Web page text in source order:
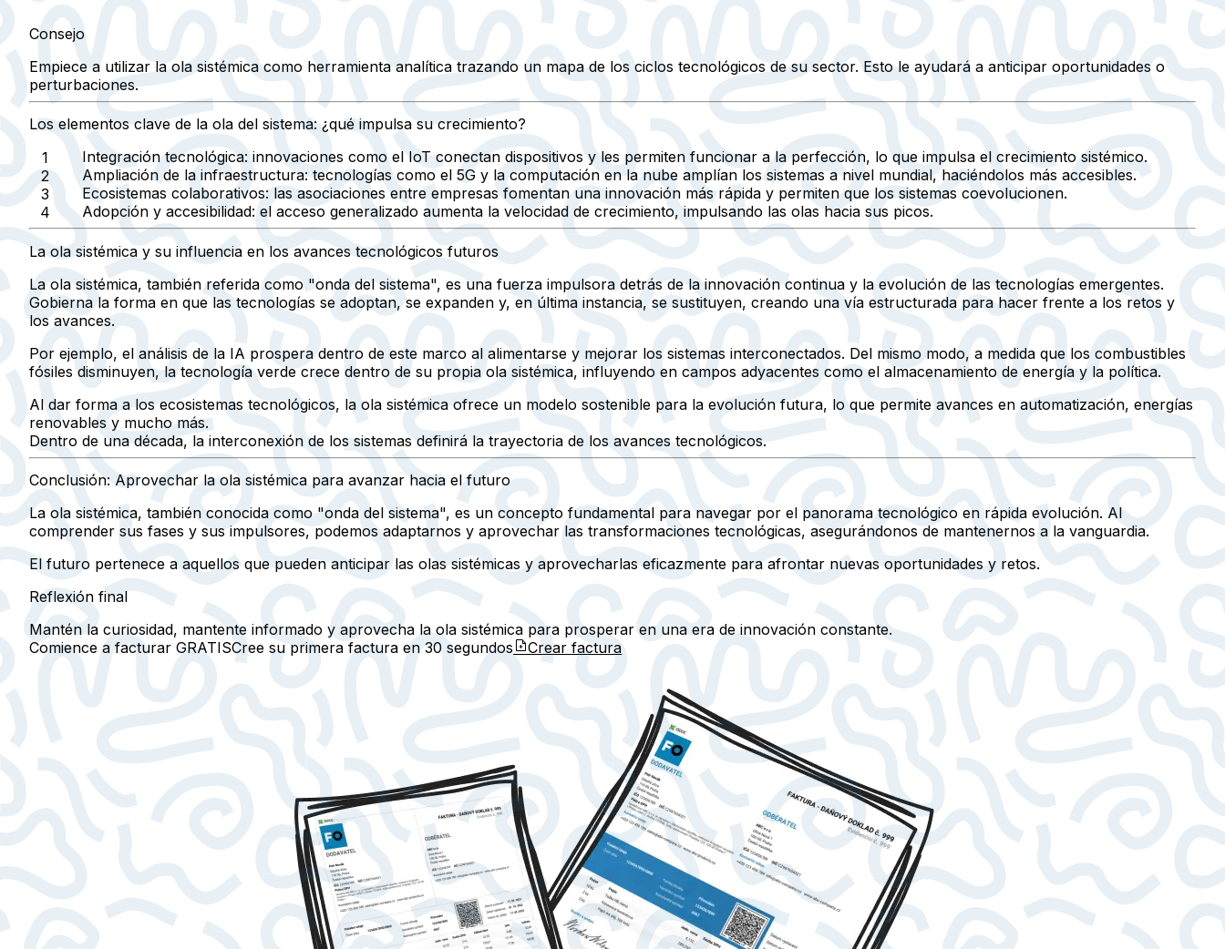
Consejo
Empiece a utilizar la ola sistémica como herramienta analítica trazando un mapa de los ciclos tecnológicos de su sector. Esto le ayudará a anticipar oportunidades o
perturbaciones.
Los elementos clave de la ola del sistema: ¿qué impulsa su crecimiento?
Integración tecnológica: innovaciones como el IoT conectan dispositivos y les permiten funcionar a la perfección, lo que impulsa el crecimiento sistémico.
Ampliación de la infraestructura: tecnologías como el 5G y la computación en la nube amplían los sistemas a nivel mundial, haciéndolos más accesibles.
Ecosistemas colaborativos: las asociaciones entre empresas fomentan una innovación más rápida y permiten que los sistemas coevolucionen.
Adopción y accesibilidad: el acceso generalizado aumenta la velocidad de crecimiento, impulsando las olas hacia sus picos.
La ola sistémica y su influencia en los avances tecnológicos futuros
La ola sistémica, también referida como "onda del sistema", es una fuerza impulsora detrás de la innovación continua y la evolución de las tecnologías emergentes.
Gobierna la forma en que las tecnologías se adoptan, se expanden y, en última instancia, se sustituyen, creando una vía estructurada para hacer frente a los retos y
los avances.
Por ejemplo, el análisis de la IA prospera dentro de este marco al alimentarse y mejorar los sistemas interconectados. Del mismo modo, a medida que los combustibles
fósiles disminuyen, la tecnología verde crece dentro de su propia ola sistémica, influyendo en campos adyacentes como el almacenamiento de energía y la política.
Al dar forma a los ecosistemas tecnológicos, la ola sistémica ofrece un modelo sostenible para la evolución futura, lo que permite avances en automatización, energías
renovables y mucho más.
Dentro de una década, la interconexión de los sistemas definirá la trayectoria de los avances tecnológicos.
Conclusión: Aprovechar la ola sistémica para avanzar hacia el futuro
La ola sistémica, también conocida como "onda del sistema", es un concepto fundamental para navegar por el panorama tecnológico en rápida evolución. Al
comprender sus fases y sus impulsores, podemos adaptarnos y aprovechar las transformaciones tecnológicas, asegurándonos de mantenernos a la vanguardia.
El futuro pertenece a aquellos que pueden anticipar las olas sistémicas y aprovecharlas eficazmente para afrontar nuevas oportunidades y retos.
Reflexión final
Mantén la curiosidad, mantente informado y aprovecha la ola sistémica para prosperar en una era de innovación constante.
Comience a facturar GRATISCree su primera factura en 30 segundos Crear factura